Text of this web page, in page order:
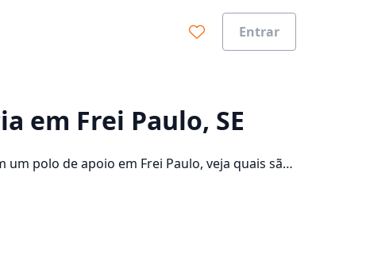
Entrar
em Frei Paulo, SE
um polo de apoio em Frei Paulo, veja quais são